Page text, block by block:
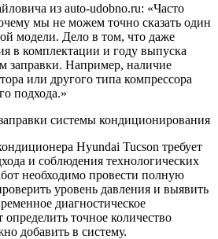
из auto-udobno.ru: «Часто
мы не можем точно сказать один
модели. Дело в том, что даже
в комплектации и году выпуска
заправки. Например, наличие
или другого типа компрессора
подхода.»
системы кондиционирования
Hyundai Tucson требует
и соблюдения технологических
необходимо провести полную
уровень давления и выявить
диагностическое
определить точное количество
добавить в систему.